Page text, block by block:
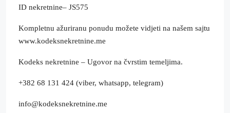
ID nekretnine– JS575
Kompletnu ažuriranu ponudu možete vidjeti na našem sajtu
www.kodeksnekretnine.me
Kodeks nekretnine – Ugovor na čvrstim temeljima.
+382 68 131 424 (viber, whatsapp, telegram)
info@kodeksnekretnine.me